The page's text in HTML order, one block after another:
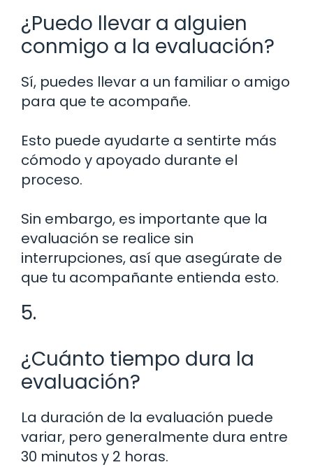
¿Puedo llevar a alguien
conmigo a la evaluación?
Sí, puedes llevar a un familiar o amigo
para que te acompañe.
Esto puede ayudarte a sentirte más
cómodo y apoyado durante el
proceso.
Sin embargo, es importante que la
evaluación se realice sin
interrupciones, así que asegúrate de
que tu acompañante entienda esto.
5.
¿Cuánto tiempo dura la
evaluación?
La duración de la evaluación puede
variar, pero generalmente dura entre
30 minutos y 2 horas.